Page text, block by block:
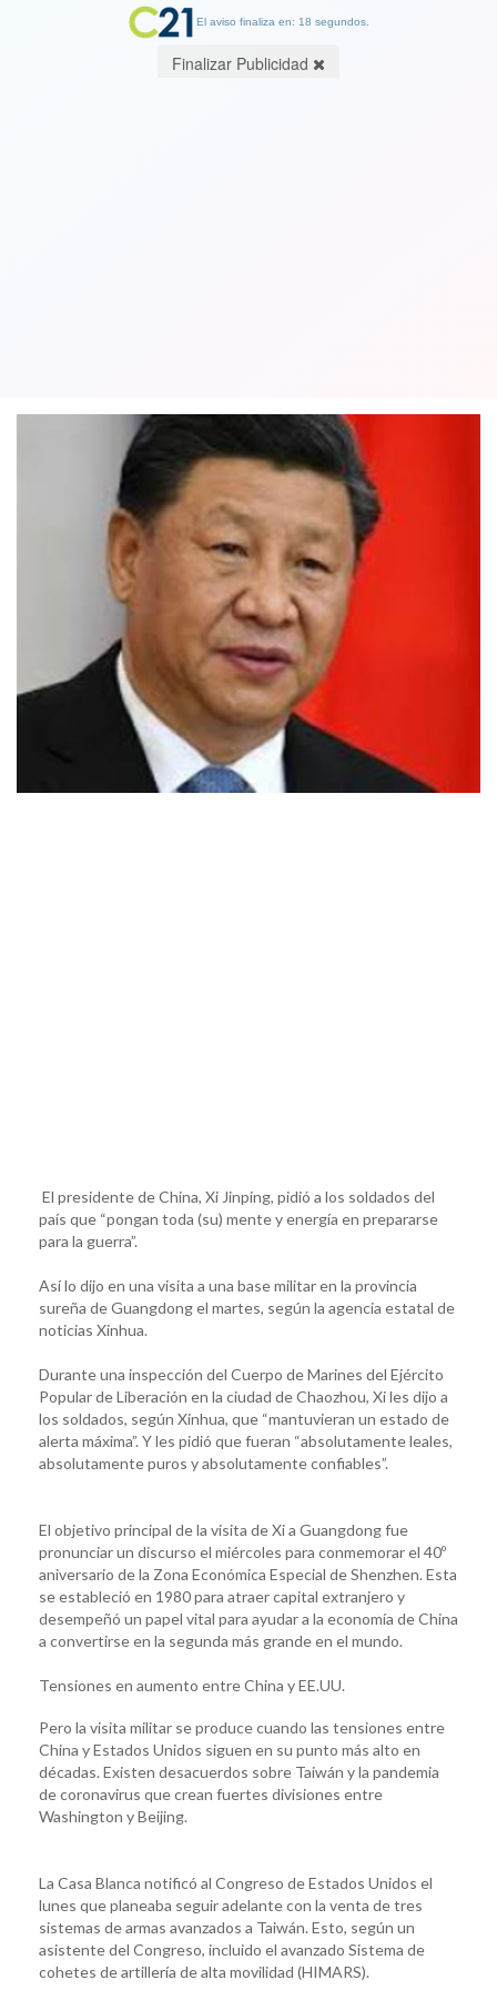
El presidente de China, Xi Jinping, pidió a los soldados del
país que “pongan toda (su) mente y energía en prepararse
para la guerra”.
Así lo dijo en una visita a una base militar en la provincia
sureña de Guangdong el martes, según la agencia estatal de
noticias Xinhua.
Durante una inspección del Cuerpo de Marines del Ejército
Popular de Liberación en la ciudad de Chaozhou, Xi les dijo a
los soldados, según Xinhua, que “mantuvieran un estado de
alerta máxima”. Y les pidió que fueran “absolutamente leales,
absolutamente puros y absolutamente confiables”.
El objetivo principal de la visita de Xi a Guangdong fue
pronunciar un discurso el miércoles para conmemorar el 40º
aniversario de la Zona Económica Especial de Shenzhen. Esta
se estableció en 1980 para atraer capital extranjero y
desempeñó un papel vital para ayudar a la economía de China
a convertirse en la segunda más grande en el mundo.
Tensiones en aumento entre China y EE.UU.
Pero la visita militar se produce cuando las tensiones entre
China y Estados Unidos siguen en su punto más alto en
décadas. Existen desacuerdos sobre Taiwán y la pandemia
de coronavirus que crean fuertes divisiones entre
Washington y Beijing.
La Casa Blanca notificó al Congreso de Estados Unidos el
lunes que planeaba seguir adelante con la venta de tres
sistemas de armas avanzados a Taiwán. Esto, según un
asistente del Congreso, incluido el avanzado Sistema de
cohetes de artillería de alta movilidad (HIMARS).
El aviso finaliza en: 18 segundos.
Finalizar Publicidad